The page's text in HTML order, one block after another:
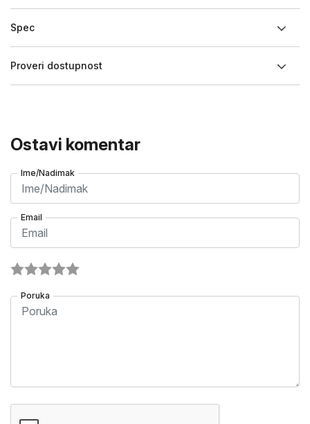
Spec
Proveri dostupnost
Ostavi komentar
Ime/Nadimak
Email
Poruka